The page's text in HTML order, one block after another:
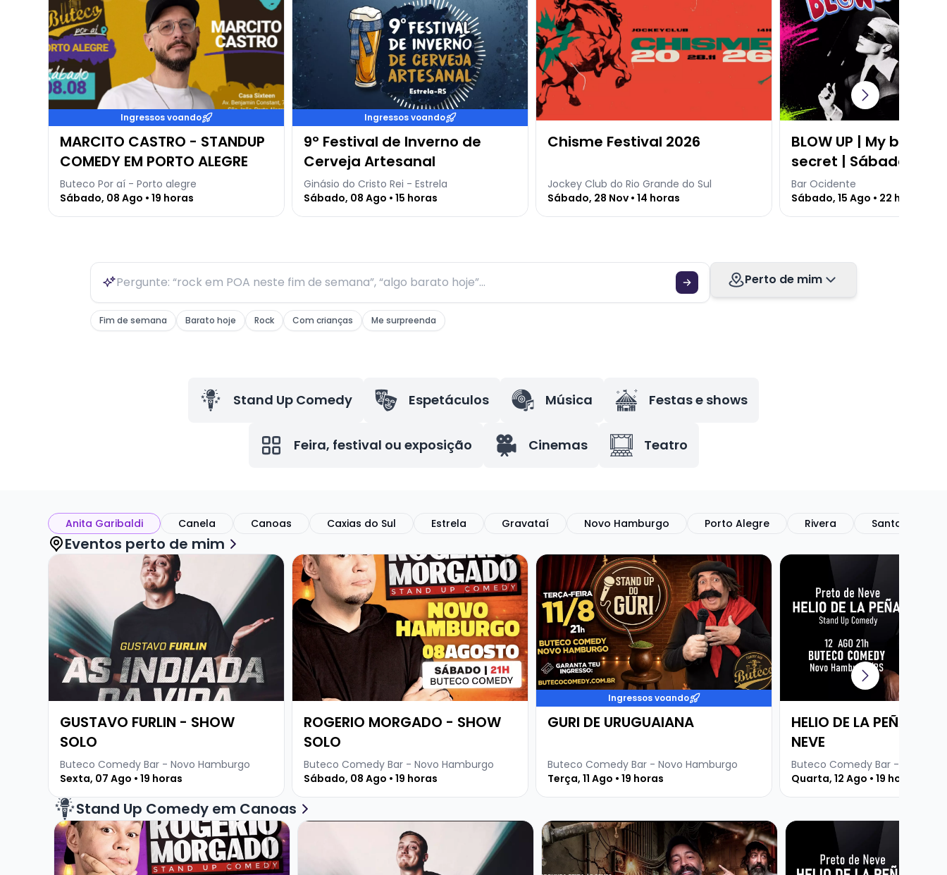
Ingressos voando
MARCITO CASTRO - STANDUP
COMEDY EM PORTO ALEGRE
Buteco Por aí - Porto alegre
Sábado, 08 Ago • 19 horas
Ingressos voando
9º Festival de Inverno de
Cerveja Artesanal
Ginásio do Cristo Rei - Estrela
Sábado, 08 Ago • 15 horas
Chisme Festival 2026
Jockey Club do Rio Grande do Sul
Sábado, 28 Nov • 14 horas
BLOW UP | My baby's
secret | Sábado
Ocidente
Bar Ocidente
Sábado, 15 Ago • 22 horas
Fim de semana Barato hoje Rock Com crianças Me surpreenda
Perto de mim
Stand Up Comedy Espetáculos Música Festas e shows
Feira, festival ou exposição Cinemas Teatro
Anita Garibaldi Canela Canoas Caxias do Sul Estrela Gravataí Novo Hamburgo Porto Alegre Rivera Santana do
Eventos perto de mim
Veja mais sobre GUSTAVO FURLIN - SHOW SOLO
GUSTAVO FURLIN - SHOW
SOLO
Buteco Comedy Bar - Novo Hamburgo
Sexta, 07 Ago • 19 horas
Veja mais sobre ROGERIO MORGADO - SHOW SOLO
ROGERIO MORGADO - SHOW
SOLO
Buteco Comedy Bar - Novo Hamburgo
Sábado, 08 Ago • 19 horas
Veja mais sobre GURI DE URUGUAIANA
Ingressos voando
GURI DE URUGUAIANA
Buteco Comedy Bar - Novo Hamburgo
Terça, 11 Ago • 19 horas
Veja mais sobre HELIO DE LA
HELIO DE LA PEÑA -
NEVE
Buteco Comedy Bar - Novo
Quarta, 12 Ago • 19 horas
Stand Up Comedy em Canoas
Veja mais sobre ROGERIO MORGADO - SHOW SOLOVeja mais sobre GUSTAVO FURLIN - SHOW SOLOVeja mais sobre CRIS PEREIRA - CONVIDA PEDREIRO DINEIVeja mais sobre HELIO DE LA